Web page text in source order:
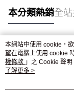
本分類熱銷全
熱門標籤
本網站中使用 cookie，
望在電腦上使用 cookie
權條款 」之 Cookie 聲
用條款之 Cookie 聲明使
了解更多 >